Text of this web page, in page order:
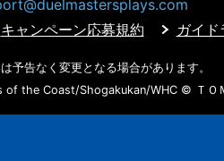
キャンペーン応募規約 ガイド
予告なく変更となる場合があります。
the Coast/Shogakukan/WHC © ＴＯ